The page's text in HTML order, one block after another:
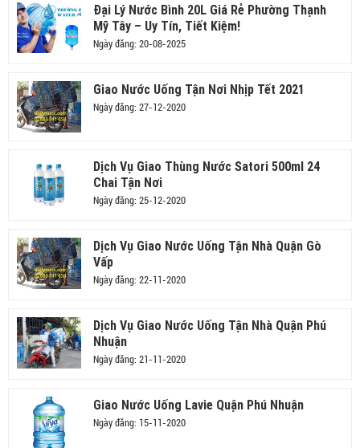
Đại Lý Nước Bình 20L Giá Rẻ Phường Thạnh
Mỹ Tây – Uy Tín, Tiết Kiệm!
Ngày đăng: 20-08-2025
Giao Nước Uống Tận Nơi Nhịp Tết 2021
Ngày đăng: 27-12-2020
Dịch Vụ Giao Thùng Nước Satori 500ml 24
Chai Tận Nơi
Ngày đăng: 25-12-2020
Dịch Vụ Giao Nước Uống Tận Nhà Quận Gò
Vấp
Ngày đăng: 22-11-2020
Dịch Vụ Giao Nước Uống Tận Nhà Quận Phú
Nhuận
Ngày đăng: 21-11-2020
Giao Nước Uống Lavie Quận Phú Nhuận
Ngày đăng: 15-11-2020